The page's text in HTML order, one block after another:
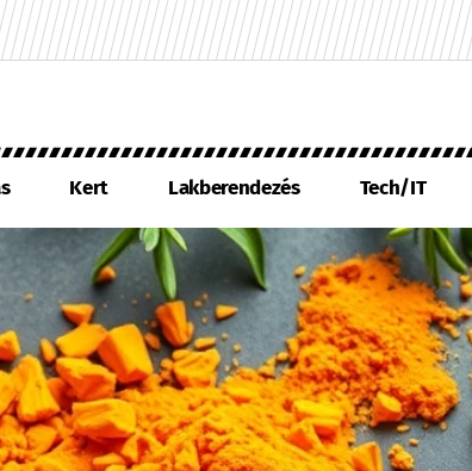
Kert Lakberendezés Tech/IT